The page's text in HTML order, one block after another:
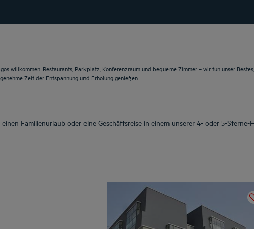
willkommen. Restaurants, Parkplatz, Konferenzraum und bequeme Zimmer – wir tun unser
Zeit der Entspannung und Erholung genießen.
Familienurlaub oder eine Geschäftsreise in einem unserer 4- oder 5-Sterne-